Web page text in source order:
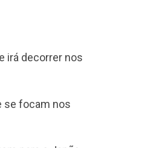
irá decorrer nos
se focam nos